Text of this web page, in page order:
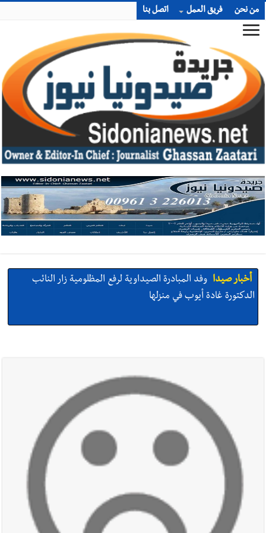
من نحن فريق العمل اتصل بنا
أخبار صيدا وفد المبادرة الصيداوية لرفع المظلومية زار النائب
الدكتورة غادة أيوب في منزلها
إصابة شاب فلسطيني بطعنات سكين في مخيم عين
الحلوة - في منطقة صيدا وإنقاذه وإتهام إبن عمته ؟
أخبار صيدا
بالصور : غسان سركيس يرعى تخرّج فوج الفكر والإبداع
في ثانوية السفير : تعلّمت منكم حب الوطن والتمسك بالأرض ...
أخبار صيدا
المهندس محمد زهير السعودي يستقبل المختارين
بعاصيري والبيلاني